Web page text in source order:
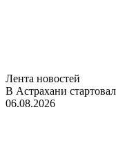
Лента новостей
В Астрахани
06.08.2026